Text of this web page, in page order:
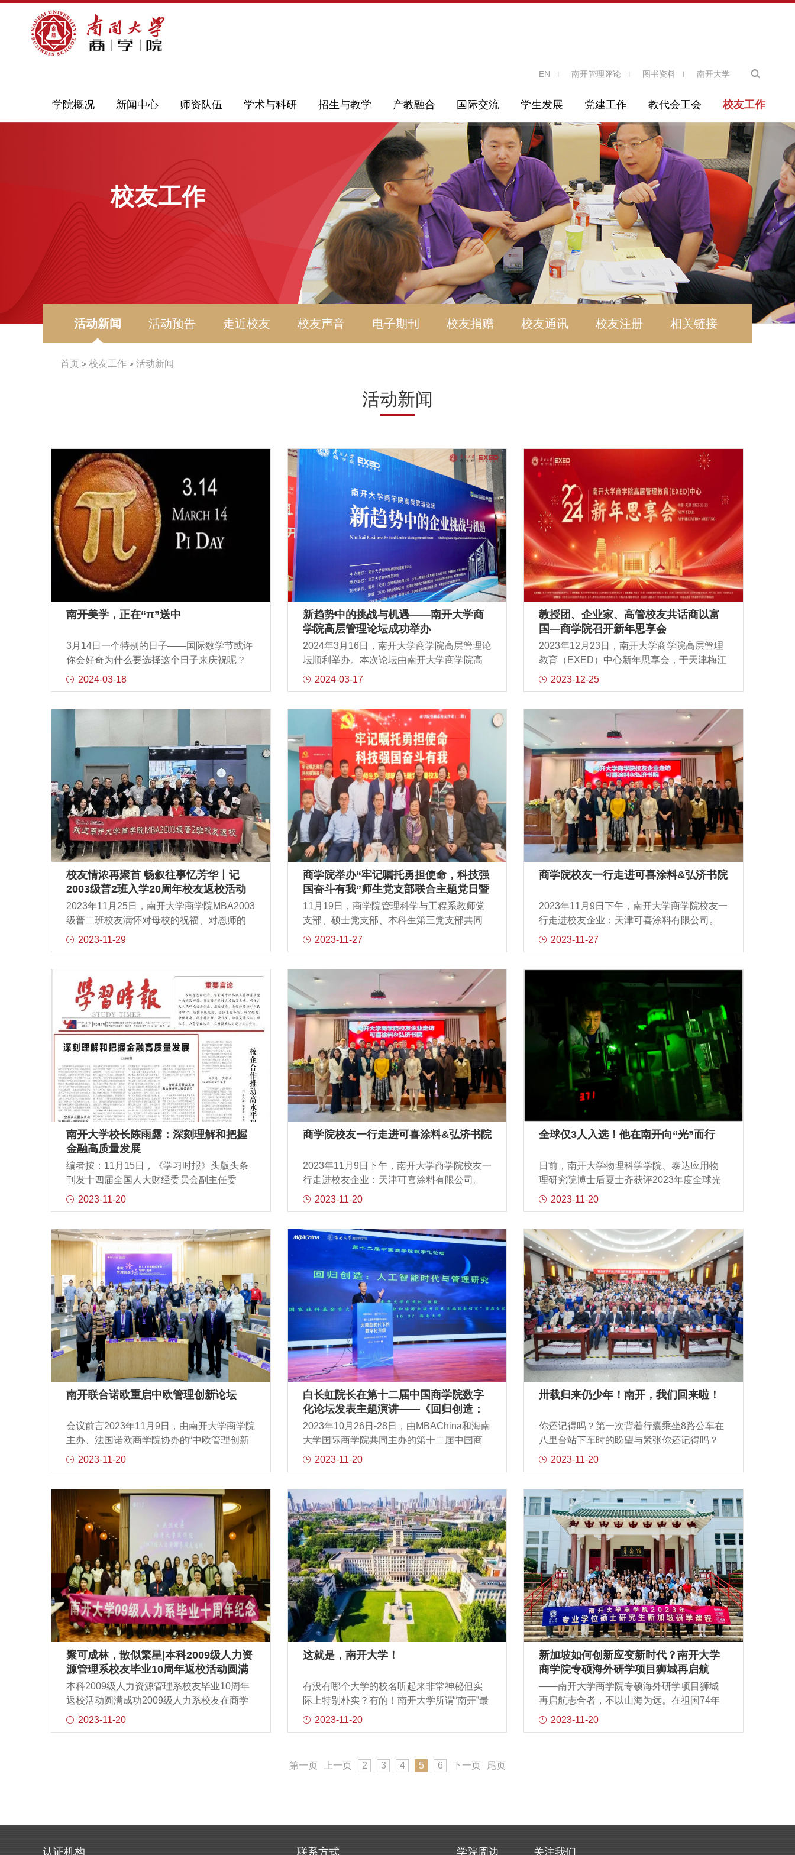
EN 南开管理评论 图书资料 南开大学
学院概况 新闻中心 师资队伍 学术与科研 招生与教学 产教融合 国际交流 学生发展 党建工作 教代会工会 校友工作
校友工作
活动新闻 活动预告 走近校友 校友声音 电子期刊 校友捐赠 校友通讯 校友注册 相关链接
首页 校友工作 活动新闻
活动新闻
南开美学，正在“π”送中
3月14日一个特别的日子——国际数学节或许
你会好奇为什么要选择这个日子来庆祝呢？
答案很简单因为3.14正是那个让我们着迷的无
今我们已可以计算出π的数十亿位小数但它依
旧充满了未解之谜无限不循环，即代表着任
意可能性宇宙中无限的可能都在这个简单的
圆中在大自然中从星体的运行轨迹到植物的
生长模式都展示着数学的奥秘在南开的校园
里那些错落有致的建筑、优美的景观设计无
不蕴含着几何学的原理今天让我们一同走进
数学的奇妙世界探寻那些隐藏在南开校园中
的几何奥秘吧圆的完美——π的深邃与无尽
圆，是自然的馈赠每一个点到圆心的距离都
相等这种均衡与对称是和谐与完美的象征正
如公式C=2πr所揭示的圆的周长与其半径之间
隐藏着宇宙间最质朴的奥秘生生不息，滚滚
向前历史与时代在此刻碰撞融合智勇真纯，
锐意进取爱国奋斗，心怀八方南开的精神品
它我们看到了全新的世界曲线的优雅——如
取点、展开肆意旋转翩舞便是曲线的世界它
们如同生命的轨迹时而平缓，时而跌宕以优
雅的姿态诉说着变化
2024-03-18
新趋势中的挑战与机遇——南开大学商
学院高层管理论坛成功举办
2024年3月16日，南开大学商学院高层管理论
坛顺利举办。本次论坛由南开大学商学院高
层管理教育中心主办，南开大学商学院思享
开大学商学院王永进教授主题演讲，近200名
企业家和高层管理者参与。论坛由南开大学
商学院高层管理教育中心执行主任、校友事
务中心主任程成老师主持。程主任首先对各
位师生校友和企业家的出席表示热烈欢迎，
他表示很欣慰看到EXED学员和思享会的企业
家朋友们应对新机遇新挑战作出的创新实践
探索以及所取得的优秀成果，也提到企业家
在新时代的学习的必要性，号召大家到现场
体验和感悟南开商学院的学习氛围，也希望
大家持续关注EXED中心、思享会、《易行观
察》内刊杂志等校友企业家重要交流平台。
论坛开始，南开大学商学院院长，幸福与创
造实验室首席科学家白长虹院长首先带来
《巨变时代的管理：来自先锋企业的案例经
国式现代化提出新命题为切入点，关注“新质
业的发展，在全球战略技术发展趋势下需要
不断探索和学习与产业自身和科技进步契合
的企业管理革命。白院长强调“
2024-03-17
教授团、企业家、高管校友共话商以富
国—商学院召开新年思享会
2023年12月23日，南开大学商学院高层管理
教育（EXED）中心新年思享会，于天津梅江
中心皇冠假日酒店顺利召开。正逢年岁交替
规划。一、致欢迎词南开大学商学院EXED中
心主任、校友事务中心主任程成，主持并向
到场的嘉宾致欢迎辞，感谢老师们和校友们
一直以来对中心工作的支持，并对所有来宾
送上新年祝福。二、聘任仪式北京大学光华
管理学院管理实践教授谢克海，受聘为南开
大学商学院高层管理教育顾问。在聘任仪式
后，谢教授针对“中国企业的发展阶段”做学术
观点分享。谢教授谈到，中国企业从前40年
的C型企业（connection型，基于关系），到
现在逐步发展为P型企业（product型，基于
产品）。谢教授认为，EXED中心在其中的重
入P型1.0、或从P型1.0迈入P型2.0，实现企
业更高效、更稳健的发展。三、要点发布01
业家高级课程项目”2.0南开大学商学院EXED
代企业家高级课程项目”的升级版，进
2023-12-25
校友情浓再聚首 畅叙往事忆芳华丨记
2003级普2班入学20周年校友返校活动
2023年11月25日，南开大学商学院MBA2003
级普二班校友满怀对母校的祝福、对恩师的
感激、对同学的思念，从各地归航，齐聚一
动座谈部分由2003级普二班校友马俊勇主
持，MBA第二十八届联合会校友部的22级在
校生们也为此次活动提供了支持，南开大学
商学院专业学位教育中心及南开大学MBA校
友会为此次返校活动准备了颇有纪念意义的
伴手礼，学生工作与校友事务部主管李成辰
老师也在本次活动中介绍了校友会概况及加
入校友会的途径，并表示MBA校友会将持续
为校友间、校友与学院间增进联络与感情搭
建平台。马俊勇师兄作为普2班的班长以及本
次返校活动的召集者，在开场致辞的时候带
着大家回忆起20年前刚刚懵懂入学、集体攀
山越海、一起学习考试的美好时光，同时也
敞开心扉和大家分享了人近中年，身体健康
尤为珍贵、职业安全须放首位的心得体会。
享了各自的现状及可提供的建议或资源，交
时间的流逝让大家完成了从青涩到成熟的蜕
变。20年前大家正值青春靓丽，20年间大家
各自职业和
2023-11-29
商学院举办“牢记嘱托勇担使命，科技强
国奋斗有我”师生党支部联合主题党日暨
管科系校友沙龙活动
11月19日，商学院管理科学与工程系教师党
支部、硕士党支部、本科生第三党支部共同
举办“牢记嘱托勇担使命，科技强国奋斗有
应邀参加活动，与会师生、校友结合管理科
学与工程学科特点展开了一场关于“AI”的自由
讨论。商学院党委副书记、副院长马丽娇老
师，管科系系主任李勇建教授，商学院校友
事务中心主任程成老师，管科系校友联络部
顾问严建援教授，管科教师党支部书记张建
勇副教授，学院团委书记潘麒羽老师出席。
会议由管科系秦凡老师主持，管科系教师、
学生党支部成员近200人线下或通过线上形式
同步参加。首先，商学院党委副书记、副院
长马丽娇书记向校友嘉宾介绍了学院近年来
在学科建设、科研创新和人才培养等方面的
家现代化建设重点领域急需的拔尖创新人才
培养，为破解现代化建设的各种难题提供最
建教授向支持本次活动开展的学院领导、老
科系在发展过程中取得的优势和成果，强调
学科发展要与时俱进，从而更好地面对机遇
和挑战。之后，商学院校友事务中心
2023-11-27
商学院校友一行走进可喜涂料&弘济书院
2023年11月9日下午，南开大学商学院校友一
行走进校友企业：天津可喜涂料有限公司。
本次活动由南开大学商学院校友事务中心与
合作。在活动现场，南开大学商学院校友事
务中心主任、EXED中心主任程成，南开大学
商学院王迎军教授、杨斌教授，南开大学旅
游学院孟繁强教授， EXED中心运营总监王
瑞，南开大学商学院思享会会长和会员们，
以及南开大学EMBA首期班校友纷纷参与了此
次活动。可喜涂料董事长金淑花女士及其团
队对师生校友们进行了热情接待。回到礼
堂，程成主任代表校方致辞。程成主任首先
代表白长虹院长对大家致以问候，接着程成
主任对金淑花董事长及其团队表示感谢，对
其管理模式表示肯定。随后程成主任表示我
们享受交流的乐趣，相互赋能，形成学术、
事业的共同体，建立良好的校友生态。接下
发展几个维度向大家介绍了商学院高层管理
习的精神气质。王迎军教授做了题为《捕捉
机会——战略管理学习心得》的分享。王迎
军教授向大家讲述战略和机会的定义
2023-11-27
南开大学校长陈雨露：深刻理解和把握
金融高质量发展
编者按：11月15日，《学习时报》头版头条
刊发十四届全国人大财经委员会副主任委
员、南开大学校长陈雨露的署名文章《深刻
量发展提出应“统筹把握三重辩证关系”“密切契
合四维目标导向”“着力推进五大有效路径”。今
日我们特转载此文，以飨读者。高质量发展
是全面建设社会主义现代化国家的首要任
务。金融是国家经济的血脉和国家核心竞争
力的重要组成部分，迫切需要为经济社会发
展提供高质量服务。中央金融工作会议明确
提出“要加快建设金融强国”，同时强调“推动我
国金融高质量发展”，并对奋力开拓中国特色
金融发展之路作出战略部署。金融高质量发
展不仅是坚定不移走中国特色金融发展之
路、推进金融强国建设的迫切要求，也将为
兴伟业提供有力支撑。我们要深刻理解和把
握金融高质量发展，从而为更好地推进金融
础。金融高质量发展应统筹把握三重辩证关
关系。党的二十大报告明确指出：“发展是党
执政兴国的第一要务。没有坚实的物质技术
基础，就不可能全面建成社会主义
2023-11-20
商学院校友一行走进可喜涂料&弘济书院
2023年11月9日下午，南开大学商学院校友一
行走进校友企业：天津可喜涂料有限公司。
本次活动由南开大学商学院校友事务中心与
合作。在活动现场，南开大学商学院校友事
务中心主任、EXED中心主任程成，南开大学
商学院王迎军教授、杨斌教授，南开大学旅
游学院孟繁强教授， EXED中心运营总监王
瑞，南开大学商学院思享会会长和会员们，
以及南开大学EMBA首期班校友纷纷参与了此
次活动。可喜涂料董事长金淑花女士及其团
队对师生校友们进行了热情接待。回到礼
堂，程成主任代表校方致辞。程成主任首先
代表白长虹院长对大家致以问候，接着程成
主任对金淑花董事长及其团队表示感谢，对
其管理模式表示肯定。随后程成主任表示我
们应共同把商学院校友网络成熟化，让校友
们享受交流的乐趣，相互赋能，形成学术、
事业的共同体，建立良好的校友生态。接下
发展几个维度向大家介绍了商学院高层管理
习的精神气质。王迎军教授做了题为《捕捉
机会——战略管理学习心得》的分享。王迎
军教授向大家讲述战略和机会的定义
2023-11-20
全球仅3人入选！他在南开向“光”而行
日前，南开大学物理科学学院、泰达应用物
理研究院博士后夏士齐获评2023年度全球光
学未来之星（Rising Stars of Light）。全球光
的国际性荣誉，旨在表彰和奖励在光学领域
表现出色的青年科学家。本年度全球光学未
来之星奖项的评选历时6个月，收到全球来自
斯坦福大学、杜克大学、华盛顿大学、佐治
亚理工学院、圣路易斯华盛顿大学、马克斯
普朗克生物化学研究所、马克斯普朗克光科
学研究所、特拉维夫大学、莫纳什大学、新
加坡国立大学、清华大学、南开大学、华中
科技大学等世界顶级学府众多优秀青年科学
家的申请。他们在“Faculty Track”和“Before
Faculty Track”两个赛道角逐未来之星大奖，
夏士齐在一众候选人中脱颖而出，荣获2023
Track，仅3人入选）。光学新星 科技先锋夏
士齐于2021年获得南开大学光学博士学位，
开大学陈志刚和许京军教授课题组从事博士
2023-11-20
​南开联合诺欧重启中欧管理创新论坛
会议前言2023年11月9日，由南开大学商学院
主办、法国诺欧商学院协办的“中欧管理创新
论坛”再次在南开大学举行。论坛旨在汇聚海
新，推动学术交流与合作。南开大学商学院
党委书记王坚、院长白长虹，副院长林润
辉、田莉、李凯，法国诺欧商学院特聘教授
Fouad BEN ABDELAZIZ、美国新墨西哥大
学特聘杰出教授罗欣、天津力生制药股份有
限公司董事长张平、华为天津政企业务部副
总经理张少辰、抖音集团天津公司总经理杨
华军、商汤智能科技公司京津代表处总经理
张楠等嘉宾出席论坛。01 嘉宾致辞白长虹院
长在致辞中介绍了南开大学商学院与诺欧商
学院合作所取得的丰富成果，包括本科双学
位项目、联合研究中心及合办学术研讨会。
他表示，人工智能正在成为引领人们迈向新
时代的决定力量。中国管理迫切需要通过理
论和实践的创新，以应对新时代发展带来的
举办了此次中欧管理创新论坛，致力于将它
2023-11-20
白长虹院长在第十二届中国商学院数字
化论坛发表主题演讲——《回归创造：
人工智能时代与管理研究》
2023年10月26日-28日，由MBAChina和海南
大学国际商学院共同主办的第十二届中国商
学院数字化论坛“大模型时代下的数字化升
造：人工智能时代与管理研究》的主题演
讲：各位老师，大家好！党的二十大提出中
国式现代化命题，各行各业都在回答这个命
题，我们工商管理学科也不例外，有很多命
题是需要我们回答的。比如现代化产业体系
的幸福导向与高质量发展，比如基于共同富
裕的企业和产业管理，比如“双碳战略”背景下
管理问题，比如今天人口变化、公共卫生危
机等挑战之下的管理科学，比如数字时代下
有关元宇宙等跨学科交叉研究。从乌卡时代
(VUCA)到班尼时代(BANI)，时代提出了新问
题，但并没有给我们答案，答案在哪里找？
业界在干什么。在回答时代命题时，我们通
过观察发现，很多企业在应对这些时代命题
大战”，海内外的企业都做了积极的探索，像
量的企业来讲如何能有作为？我们的观察
2023-11-20
卅载归来仍少年！南开，我们回来啦！
你还记得吗？第一次背着行囊乘坐8路公车在
八里台站下车时的盼望与紧张你还记得吗？
多少个夜晚听着广播中流淌的旋律与室友们
们，都记得！你的笑容与汗水你的跌撞与成
长30，删拾时间，删不去美好的青春回忆时
光，教我们拾起感动与感激念念不忘，必有
回响回到南开，你永远都是少年的模样人生
最惜同窗日，白首难忘共读时。10月21
日，“卅载归来仍少年”南开大学建校104周年
暨1993届本科生、研究生毕业30周年纪念大
会于八里台校区主楼小礼堂召开。数百名阔
别母校多年的校友从各地赶来，相聚在风光
旖旎的南开园，同庆母校华诞，共襄南开发
展。南开大学党委书记、南开校友总会理事
长杨庆山，中文系老教师宁稼雨，历史系老
教师李治安，哲学系老教师田立刚，外文系
老教师崔永禄，政治学系老教师王骚，国际
经济系老教师张志超，金融学系老教师王东
学系老教师刘玉照，旅游学系老教师王健，
2023-11-20
聚可成林，散似繁星|本科2009级人力资
源管理系校友毕业10周年返校活动圆满
成功
本科2009级人力资源管理系校友毕业10周年
返校活动圆满成功2009级人力系校友在商学
院一楼合影留念2023年10月21日，南开大学
商学院校友事务中心程成主任就商科最新发
2023-11-20
这就是，南开大学！
有没有哪个大学的校名听起来非常神秘但实
际上特别朴实？有的！南开大学所谓“南开”最
开始指的就是“城西南的开洼地”故事要追溯到
创办）合并成立了私立中学堂1907年秋学校
迁入位于天津城西南的开洼地带的新校舍因
直沿用又显洋气又接地气这独一份的气质和
2023-11-20
新加坡如何创新应变新时代？南开大学
商学院专硕海外研学项目狮城再启航
——南开大学商学院专硕海外研学项目狮城
再启航志合者，不以山海为远。在祖国74年
华诞之际，来自全国各地跨越四个年级的70
长虹教授代表学院向南洋理工大学赠送了印
2023-11-20
第一页 上一页 2 3 4 5 6 下一页 尾页
认证机构 联系方式 学院周边 关注我们